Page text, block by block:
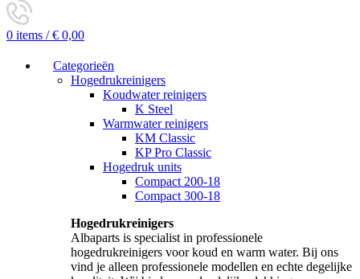
0 items / € 0,00
Categorieën
Hogedrukreinigers
Koudwater reinigers
K Steel
Warmwater reinigers
KM Classic
KP Pro Classic
Hogedruk units
Compact 200-18
Compact 300-18
Hogedrukreinigers
Albaparts is specialist in professionele
hogedrukreinigers voor koud en warm water. Bij ons
vind je alleen professionele modellen en echte degelijke